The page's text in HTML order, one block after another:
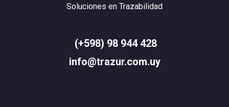
Soluciones en Trazabilidad
(+598) 98 944 428
info@trazur.com.uy